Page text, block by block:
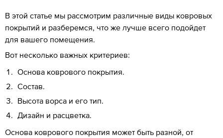
В этой статье мы рассмотрим различные виды ковровых
покрытий и разберемся, что же лучше всего подойдет
для вашего помещения.
Вот несколько важных критериев:
Основа коврового покрытия.
Состав.
Высота ворса и его тип.
Дизайн и расцветка.
Основа коврового покрытия может быть разной, от